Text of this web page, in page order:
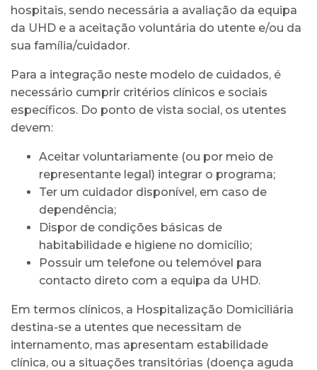
hospitais, sendo necessária a avaliação da equipa
da UHD e a aceitação voluntária do utente e/ou da
sua família/cuidador.
Para a integração neste modelo de cuidados, é
necessário cumprir critérios clínicos e sociais
específicos. Do ponto de vista social, os utentes
devem:
Aceitar voluntariamente (ou por meio de
representante legal) integrar o programa;
Ter um cuidador disponível, em caso de
dependência;
Dispor de condições básicas de
habitabilidade e higiene no domicílio;
Possuir um telefone ou telemóvel para
contacto direto com a equipa da UHD.
Em termos clínicos, a Hospitalização Domiciliária
destina-se a utentes que necessitam de
internamento, mas apresentam estabilidade
clínica, ou a situações transitórias (doença aguda